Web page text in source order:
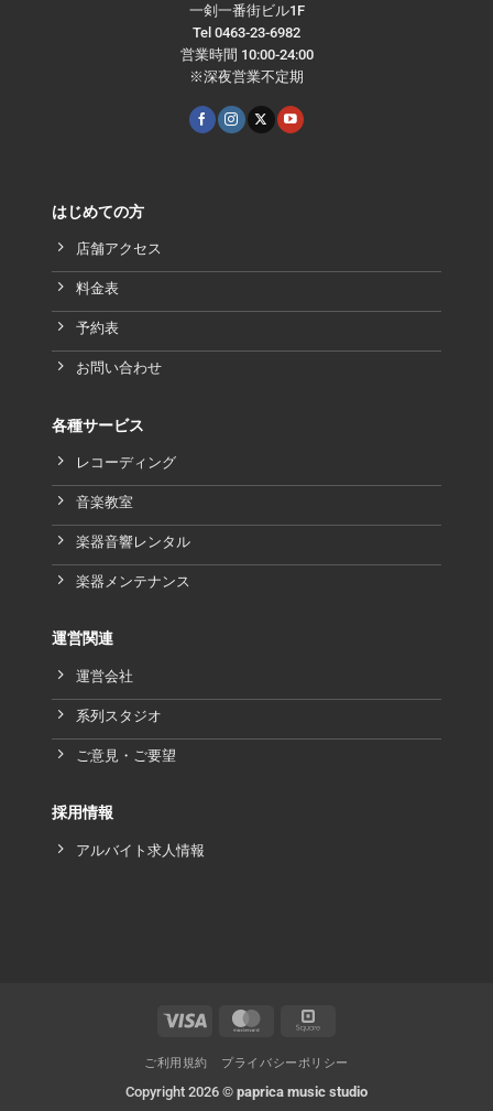
一剣一番街ビル1F
Tel 0463-23-6982
営業時間 10:00-24:00
※深夜営業不定期
はじめての方
店舗アクセス
料金表
予約表
お問い合わせ
各種サービス
レコーディング
音楽教室
楽器音響レンタル
楽器メンテナンス
運営関連
運営会社
系列スタジオ
ご意見・ご要望
採用情報
アルバイト求人情報
ご利用規約 プライバシーポリシー
Copyright 2026 © paprica music studio